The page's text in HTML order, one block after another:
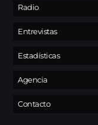
Radio
Entrevistas
Estadísticas
Agencia
Contacto